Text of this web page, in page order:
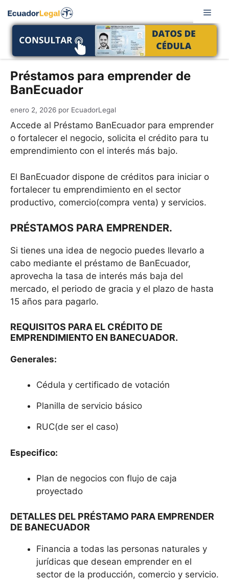
Préstamos para emprender de
BanEcuador
enero 2, 2026 por EcuadorLegal
Accede al Préstamo BanEcuador para emprender
o fortalecer el negocio, solicita el crédito para tu
emprendimiento con el interés más bajo.
El BanEcuador dispone de créditos para iniciar o
fortalecer tu emprendimiento en el sector
productivo, comercio(compra venta) y servicios.
PRÉSTAMOS PARA EMPRENDER.
Si tienes una idea de negocio puedes llevarlo a
cabo mediante el préstamo de BanEcuador,
aprovecha la tasa de interés más baja del
mercado, el periodo de gracia y el plazo de hasta
15 años para pagarlo.
REQUISITOS PARA EL CRÉDITO DE
EMPRENDIMIENTO EN BANECUADOR.
Generales:
Cédula y certificado de votación
Planilla de servicio básico
RUC(de ser el caso)
Especifico:
Plan de negocios con flujo de caja
proyectado
DETALLES DEL PRÉSTAMO PARA EMPRENDER
DE BANECUADOR
Financia a todas las personas naturales y
jurídicas que desean emprender en el
sector de la producción, comercio y servicio.